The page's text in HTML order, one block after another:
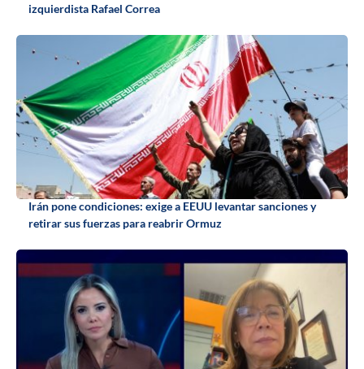
izquierdista Rafael Correa
Irán pone condiciones: exige a EEUU levantar sanciones y
retirar sus fuerzas para reabrir Ormuz